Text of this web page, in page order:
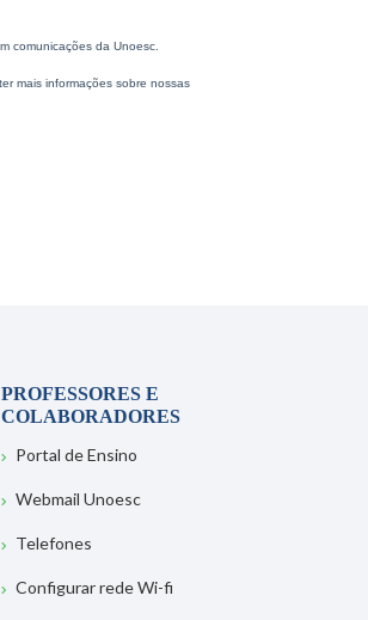
PROFESSORES E
COLABORADORES
Portal de Ensino
Webmail Unoesc
Telefones
Configurar rede Wi-fi